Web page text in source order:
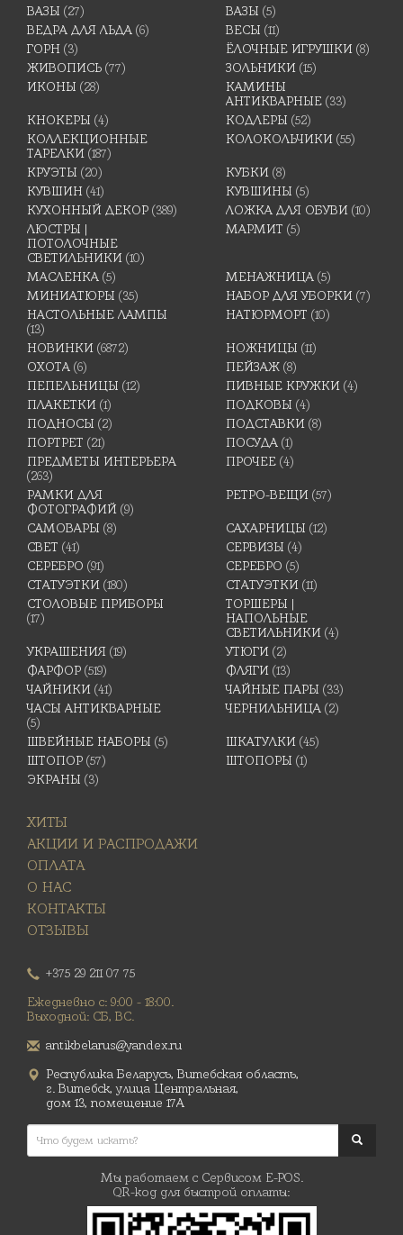
ВАЗЫ (27) ВАЗЫ (5)
ВЕДРА ДЛЯ ЛЬДА (6) ВЕСЫ (11)
ГОРН (3) ЁЛОЧНЫЕ ИГРУШКИ (8)
ЖИВОПИСЬ (77) ЗОЛЬНИКИ (15)
ИКОНЫ (28)
КАМИНЫ
АНТИКВАРНЫЕ (33)
КНОКЕРЫ (4) КОДЛЕРЫ (52)
КОЛЛЕКЦИОННЫЕ
ТАРЕЛКИ (187)
КОЛОКОЛЬЧИКИ (55)
КРУЭТЫ (20) КУБКИ (8)
КУВШИН (41) КУВШИНЫ (5)
КУХОННЫЙ ДЕКОР (389) ЛОЖКА ДЛЯ ОБУВИ (10)
ЛЮСТРЫ |
ПОТОЛОЧНЫЕ
СВЕТИЛЬНИКИ (10)
МАРМИТ (5)
МАСЛЕНКА (5) МЕНАЖНИЦА (5)
МИНИАТЮРЫ (35) НАБОР ДЛЯ УБОРКИ (7)
НАСТОЛЬНЫЕ ЛАМПЫ
(13)
НАТЮРМОРТ (10)
НОВИНКИ (6872) НОЖНИЦЫ (11)
ОХОТА (6) ПЕЙЗАЖ (8)
ПЕПЕЛЬНИЦЫ (12) ПИВНЫЕ КРУЖКИ (4)
ПЛАКЕТКИ (1) ПОДКОВЫ (4)
ПОДНОСЫ (2) ПОДСТАВКИ (8)
ПОРТРЕТ (21) ПОСУДА (1)
ПРЕДМЕТЫ ИНТЕРЬЕРА
(263)
ПРОЧЕЕ (4)
РАМКИ ДЛЯ
ФОТОГРАФИЙ (9)
РЕТРО-ВЕЩИ (57)
САМОВАРЫ (8) САХАРНИЦЫ (12)
СВЕТ (41) СЕРВИЗЫ (4)
СЕРЕБРО (91) СЕРЕБРО (5)
СТАТУЭТКИ (180) СТАТУЭТКИ (11)
СТОЛОВЫЕ ПРИБОРЫ
(17)
ТОРШЕРЫ |
НАПОЛЬНЫЕ
СВЕТИЛЬНИКИ (4)
УКРАШЕНИЯ (19) УТЮГИ (2)
ФАРФОР (519) ФЛЯГИ (13)
ЧАЙНИКИ (41) ЧАЙНЫЕ ПАРЫ (33)
ЧАСЫ АНТИКВАРНЫЕ
(5)
ЧЕРНИЛЬНИЦА (2)
ШВЕЙНЫЕ НАБОРЫ (5) ШКАТУЛКИ (45)
ШТОПОР (57) ШТОПОРЫ (1)
ЭКРАНЫ (3)
ХИТЫ
АКЦИИ И РАСПРОДАЖИ
ОПЛАТА
О НАС
КОНТАКТЫ
ОТЗЫВЫ
+375 29 211 07 75
Ежедневно с: 9:00 - 18:00.
Выходной: СБ, ВС.
antikbelarus@yandex.ru
Республика Беларусь, Витебская область,
г. Витебск, улица Центральная,
дом 13, помещение 17А
Мы работаем с Сервисом E-POS.
QR-код для быстрой оплаты: